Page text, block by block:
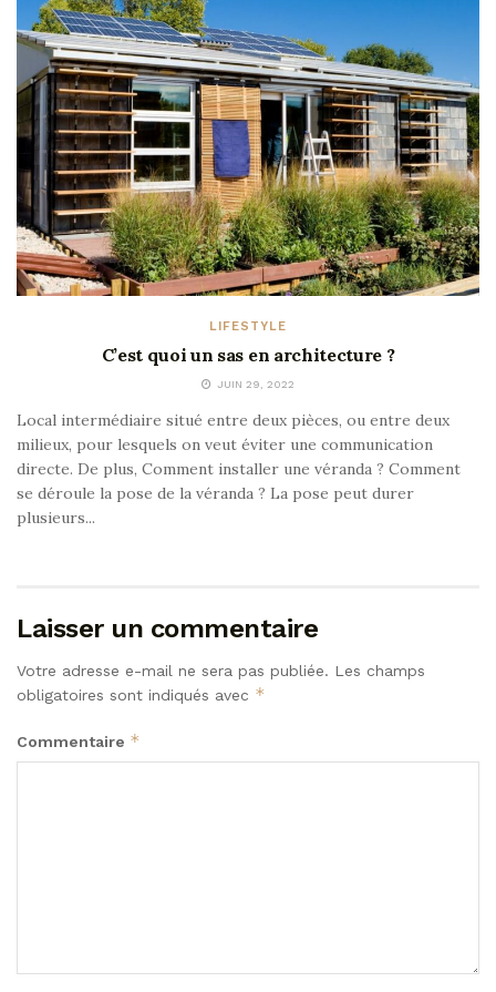
LIFESTYLE
C’est quoi un sas en architecture ?
JUIN 29, 2022
Local intermédiaire situé entre deux pièces, ou entre deux
milieux, pour lesquels on veut éviter une communication
directe. De plus, Comment installer une véranda ? Comment
se déroule la pose de la véranda ? La pose peut durer
plusieurs...
Laisser un commentaire
Votre adresse e-mail ne sera pas publiée. Les champs
obligatoires sont indiqués avec *
Commentaire *